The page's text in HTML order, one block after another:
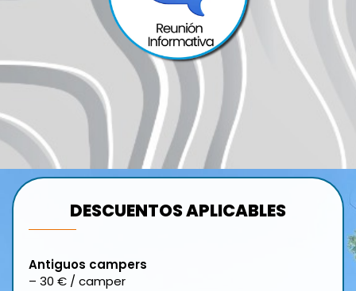
DESCUENTOS APLICABLES
Antiguos campers
– 30 € / camper